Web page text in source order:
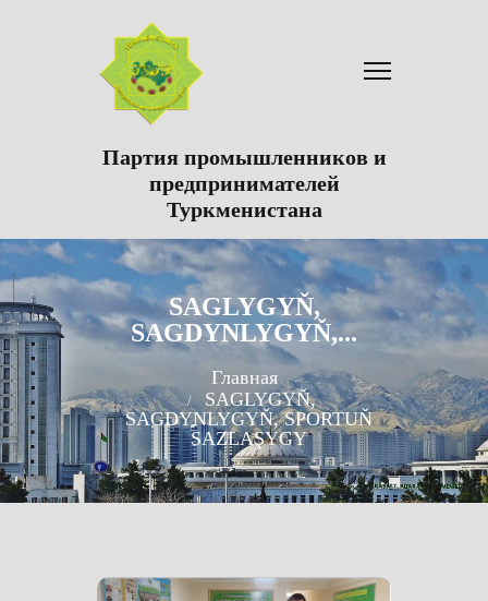
Партия промышленников и
предпринимателей
Туркменистана
SAGLYGYŇ,
SAGDYNLYGYŇ,...
Главная
SAGLYGYŇ,
SAGDYNLYGYŇ, SPORTUŇ
SAZLAŞYGY